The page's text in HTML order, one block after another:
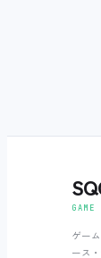
ゲー
ース